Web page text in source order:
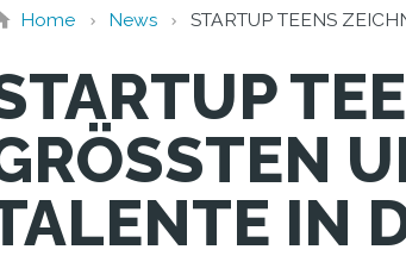
Home News STARTUP TEENS
IN